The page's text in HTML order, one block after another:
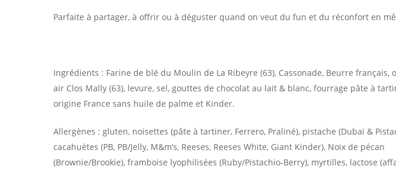
Parfaite à partager, à offrir ou à déguster quand on veut du fun et du réconfort en
Ingrédients : Farine de blé du Moulin de La Ribeyre (63), Cassonade, Beurre français,
air Clos Mally (63), levure, sel, gouttes de chocolat au lait & blanc, fourrage pâte à
origine France sans huile de palme et Kinder.
Allergènes : gluten, noisettes (pâte à tartiner, Ferrero, Praliné), pistache (Dubai &
cacahuètes (PB, PB/Jelly, M&m’s, Reeses, Reeses White, Giant Kinder), Noix de pécan
(Brownie/Brookie), framboise lyophilisées (Ruby/Pistachio-Berry), myrtilles, lactose